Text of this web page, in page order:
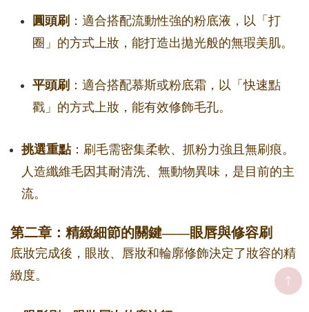
圓頭刷 ：適合搭配流動性強的粉底液，以「打
圈」的方式上妝，能打造出拋光般的無瑕美肌。
平頭刷 ：適合搭配慕斯或粉底霜，以「快速點
戳」的方式上妝，能有效修飾毛孔。
挑選重點：刷毛需密集柔軟、抓粉力強且無刷痕。
人造纖維毛因其耐清洗、無動物異味，是目前的主
流。
第二章：精緻細節的關鍵——眼唇與修容刷
底妝完成後，眼妝、唇妝和輪廓修飾決定了妝容的精
緻度。